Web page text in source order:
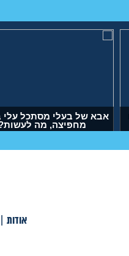
אבא של בעלי מסתכל עלי
מחפיצה, מה
אודות|צור
אודות